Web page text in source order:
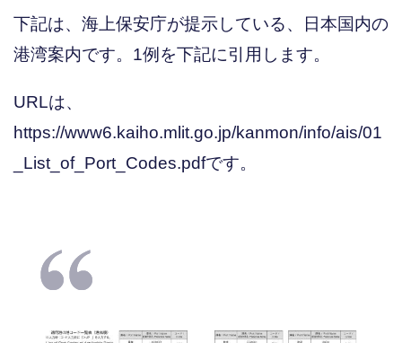
下記は、海上保安庁が提示している、日本国内の
港湾案内です。1例を下記に引用します。
URLは、
https://www6.kaiho.mlit.go.jp/kanmon/info/ais/01
_List_of_Port_Codes.pdfです。